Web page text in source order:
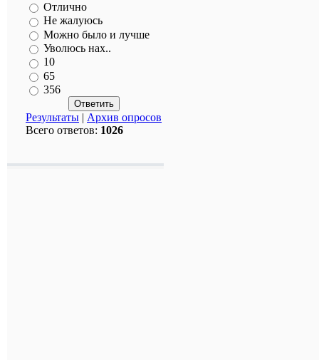
Отлично
Не жалуюсь
Можно было и лучше
Уволюсь нах..
10
65
356
Результаты | Архив опросов
Всего ответов: 1026